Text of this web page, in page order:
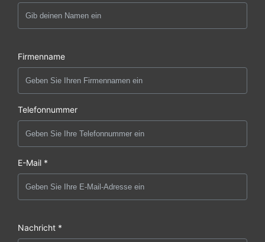
Firmenname
Telefonnummer
E-Mail *
Nachricht *